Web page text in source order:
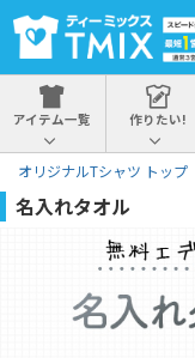
アイテム一覧 作りたい!
オリジナルTシャツ トップ
名入れタオル